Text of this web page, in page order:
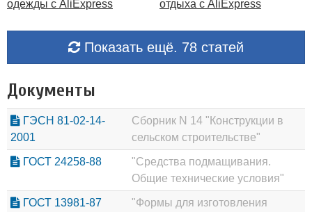
одежды с AliExpress отдыха с AliExpress
Показать ещё. 78 статей
Документы
ГЭСН 81-02-14-
2001
Сборник N 14 "Конструкции в
сельском строительстве"
ГОСТ 24258-88
"Средства подмащивания.
Общие технические условия"
ГОСТ 13981-87
"Формы для изготовления